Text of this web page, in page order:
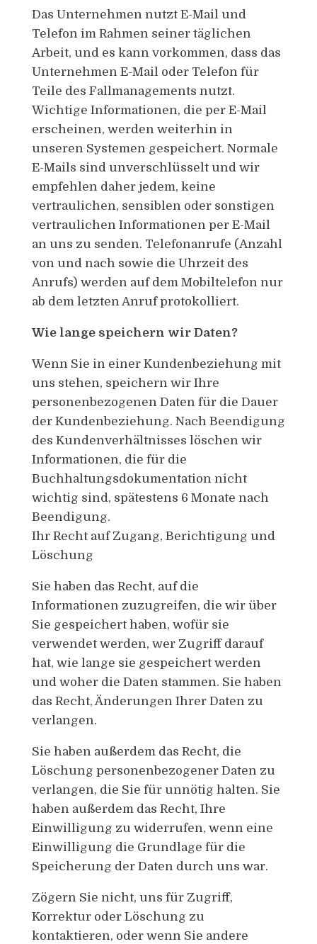
Das Unternehmen nutzt E-Mail und
Telefon im Rahmen seiner täglichen
Arbeit, und es kann vorkommen, dass das
Unternehmen E-Mail oder Telefon für
Teile des Fallmanagements nutzt.
Wichtige Informationen, die per E-Mail
erscheinen, werden weiterhin in
unseren Systemen gespeichert. Normale
E-Mails sind unverschlüsselt und wir
empfehlen daher jedem, keine
vertraulichen, sensiblen oder sonstigen
vertraulichen Informationen per E-Mail
an uns zu senden. Telefonanrufe (Anzahl
von und nach sowie die Uhrzeit des
Anrufs) werden auf dem Mobiltelefon nur
ab dem letzten Anruf protokolliert.
Wie lange speichern wir Daten?
Wenn Sie in einer Kundenbeziehung mit
uns stehen, speichern wir Ihre
personenbezogenen Daten für die Dauer
der Kundenbeziehung. Nach Beendigung
des Kundenverhältnisses löschen wir
Informationen, die für die
Buchhaltungsdokumentation nicht
wichtig sind, spätestens 6 Monate nach
Beendigung.
Ihr Recht auf Zugang, Berichtigung und
Löschung
Sie haben das Recht, auf die
Informationen zuzugreifen, die wir über
Sie gespeichert haben, wofür sie
verwendet werden, wer Zugriff darauf
hat, wie lange sie gespeichert werden
und woher die Daten stammen. Sie haben
das Recht, Änderungen Ihrer Daten zu
verlangen.
Sie haben außerdem das Recht, die
Löschung personenbezogener Daten zu
verlangen, die Sie für unnötig halten. Sie
haben außerdem das Recht, Ihre
Einwilligung zu widerrufen, wenn eine
Einwilligung die Grundlage für die
Speicherung der Daten durch uns war.
Zögern Sie nicht, uns für Zugriff,
Korrektur oder Löschung zu
kontaktieren, oder wenn Sie andere